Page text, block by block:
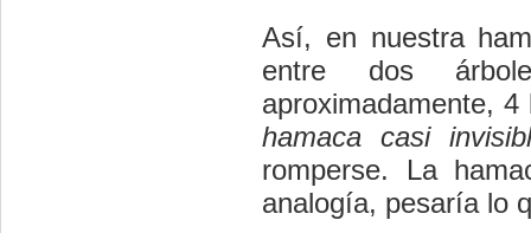
Así, en nuestra
entre dos
aproximadamente,
hamaca casi
romperse. La
analogía, pesaría lo